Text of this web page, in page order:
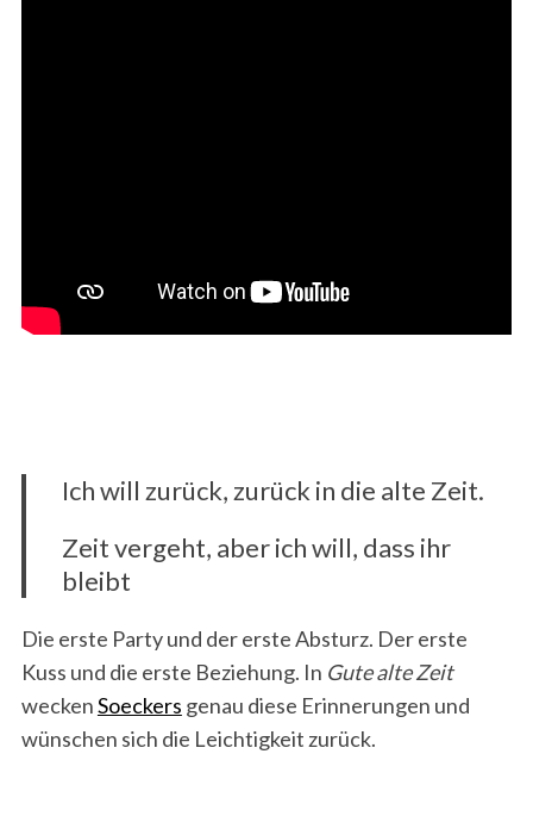
Ich will zurück, zurück in die alte Zeit.
Zeit vergeht, aber ich will, dass ihr
bleibt
Die erste Party und der erste Absturz. Der erste
Kuss und die erste Beziehung. In Gute alte Zeit
weckenSoeckers genau diese Erinnerungen und
wünschen sich die Leichtigkeit zurück.